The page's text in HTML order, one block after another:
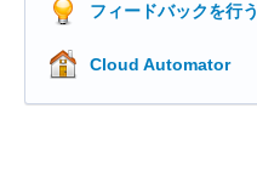
フィードバックを行う
Cloud Automator